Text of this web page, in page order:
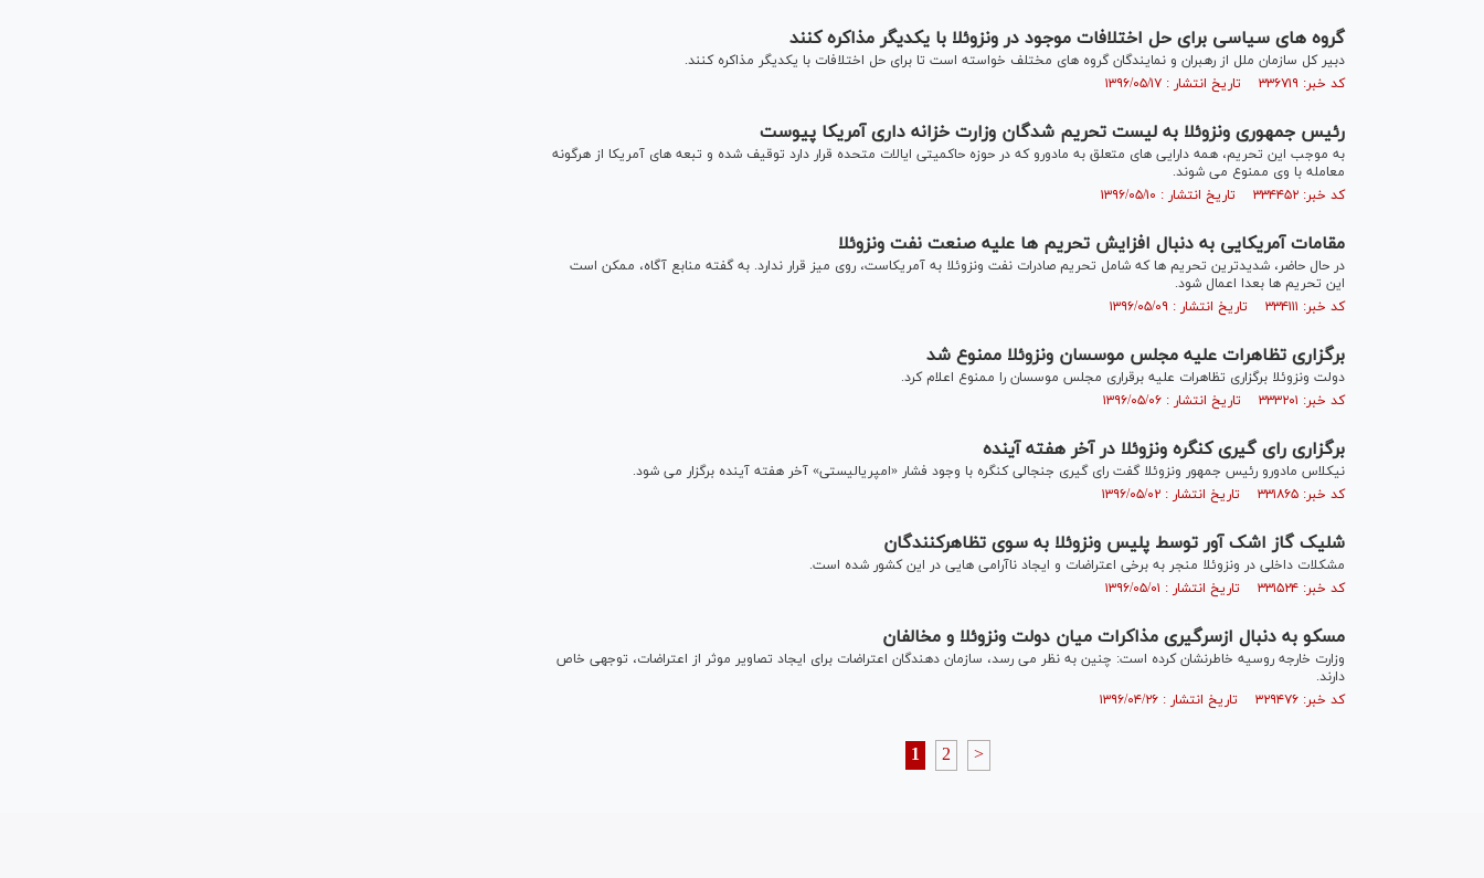
گروه های سیاسی برای حل اختلافات موجود در ونزوئلا با یکدیگر مذاکره کنند
دبیر کل سازمان ملل از رهبران و نمایندگان گروه های مختلف خواسته است تا برای حل اختلافات با یکدیگر مذاکره کنند.
کد خبر: ۳۳۶۷۱۹ تاریخ انتشار : ۱۳۹۶/۰۵/۱۷
رئیس جمهوری ونزوئلا به لیست تحریم شدگان وزارت خزانه داری آمریکا پیوست
به موجب این تحریم، همه دارایی های متعلق به مادورو که در حوزه حاکمیتی ایالات متحده قرار دارد توقیف شده و تبعه های آمریکا از هرگونه
معامله با وی ممنوع می شوند.
کد خبر: ۳۳۴۴۵۲ تاریخ انتشار : ۱۳۹۶/۰۵/۱۰
مقامات آمریکایی به دنبال افزایش تحریم ها علیه صنعت نفت ونزوئلا
در حال حاضر، شدیدترین تحریم ها که شامل تحریم صادرات نفت ونزوئلا به آمریکاست، روی میز قرار ندارد. به گفته منابع آگاه، ممکن است
این تحریم ها بعدا اعمال شود.
کد خبر: ۳۳۴۱۱۱ تاریخ انتشار : ۱۳۹۶/۰۵/۰۹
برگزاری تظاهرات علیه مجلس موسسان ونزوئلا ممنوع شد
دولت ونزوئلا برگزاری تظاهرات علیه برقراری مجلس موسسان را ممنوع اعلام کرد.
کد خبر: ۳۳۳۲۰۱ تاریخ انتشار : ۱۳۹۶/۰۵/۰۶
برگزاری رای گیری کنگره ونزوئلا در آخر هفته آینده
نیکلاس مادورو رئیس جمهور ونزوئلا گفت رای گیری جنجالی کنگره با وجود ­فشار «امپریالیستی» آخر هفته آینده برگزار می شود.
کد خبر: ۳۳۱۸۶۵ تاریخ انتشار : ۱۳۹۶/۰۵/۰۲
شلیک گاز اشک آور توسط پلیس ونزوئلا به سوی تظاهرکنندگان
مشکلات داخلی در ونزوئلا منجر به برخی اعتراضات و ایجاد ناآرامی هایی در این کشور شده است.
کد خبر: ۳۳۱۵۲۴ تاریخ انتشار : ۱۳۹۶/۰۵/۰۱
مسکو به دنبال ازسرگیری مذاکرات میان دولت ونزوئلا و مخالفان
وزارت خارجه روسیه خاطرنشان کرده است: چنین به نظر می رسد، سازمان دهندگان اعتراضات برای ایجاد تصاویر موثر از اعتراضات، توجهی خاص
دارند.
کد خبر: ۳۲۹۴۷۶ تاریخ انتشار : ۱۳۹۶/۰۴/۲۶
1 2 >